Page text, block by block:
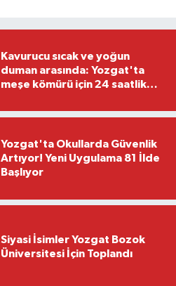
Kavurucu sıcak ve yoğun
duman arasında: Yozgat'ta
meşe kömürü için 24 saatlik
Yozgat'ta Okullarda Güvenlik
Artıyor! Yeni Uygulama 81 İlde
Başlıyor
Siyasi İsimler Yozgat Bozok
Üniversitesi İçin Toplandı